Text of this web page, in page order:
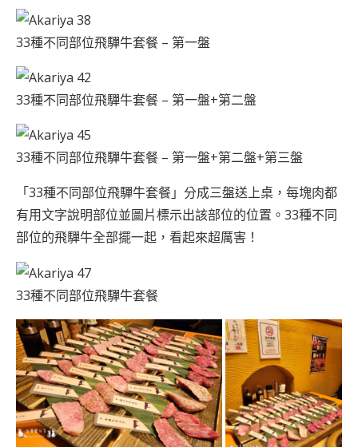
33種不同部位飛驒牛套餐 – 第一盤
33種不同部位飛驒牛套餐 – 第一盤+第二盤
33種不同部位飛驒牛套餐 – 第一盤+第二盤+第三盤
「33種不同部位飛驒牛套餐」分成三盤送上桌，每塊肉都
有用文字說明部位並圖片標示出該部位的位置。33種不同
部位的飛驒牛全部擺一起，看起來超厲害！
33種不同部位飛驒牛套餐